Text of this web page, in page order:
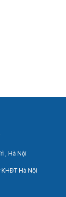
, Hà Nội
Hà Nội